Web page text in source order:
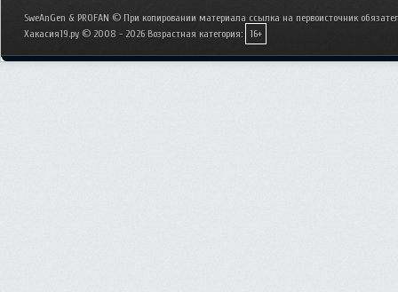
SweAnGen & PROFAN © При копировании материала ссылка на первоисточник
Хакасия19.ру © 2008 - 2026 Возрастная категория: 16+